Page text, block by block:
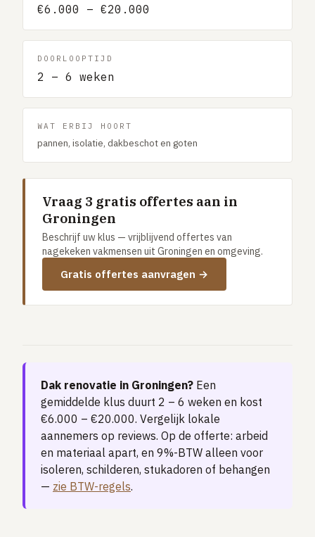
VERBOUW
Badkamer renovatie
Dakkapel plaatsen
Dak renovatie
TUIN
Tuin aanleg of renovatie
CV-ketel vervangen
Warmtepomp plaatsen
Vloerverwarming aanleggen
Thermostaat installeren
Spouwmuur isoleren
ELEKTRA
Groepenkast vervangen
Elektra uitbreiden
Volledig overzicht — alle 23 klussen & prijsranges →
23 klussen · publieke ranking
€6.000 – €20.000
DOORLOOPTIJD
2 – 6 weken
WAT ERBIJ HOORT
pannen, isolatie, dakbeschot en goten
Vraag 3 gratis offertes aan in
Groningen
Beschrijf uw klus — vrijblijvend offertes van
nagekeken vakmensen uit Groningen en omgeving.
Gratis offertes aanvragen →
Dak renovatie in Groningen? Een
gemiddelde klus duurt 2 – 6 weken en kost
€6.000 – €20.000. Vergelijk lokale
aannemers op reviews. Op de offerte: arbeid
en materiaal apart, en 9%-BTW alleen voor
isoleren, schilderen, stukadoren of behangen
— zie BTW-regels.